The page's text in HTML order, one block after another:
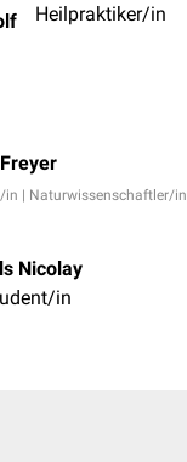
Heilpraktiker/in
in | Naturwissenschaftler/in
Nicolay
in